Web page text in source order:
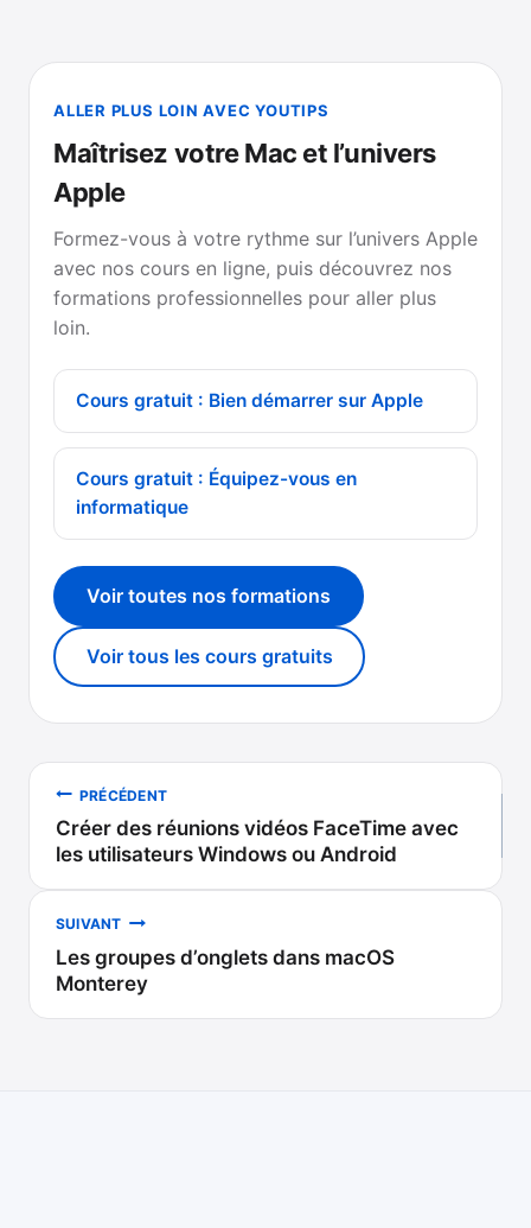
ALLER PLUS LOIN AVEC YOUTIPS
Maîtrisez votre Mac et l’univers
Apple
Formez-vous à votre rythme sur l’univers Apple
avec nos cours en ligne, puis découvrez nos
formations professionnelles pour aller plus
loin.
Cours gratuit : Bien démarrer sur Apple
Cours gratuit : Équipez-vous en
informatique
Voir toutes nos formations
Voir tous les cours gratuits
Navigation
de
l’article
PRÉCÉDENT
Créer des réunions vidéos FaceTime avec
les utilisateurs Windows ou Android
SUIVANT
Les groupes d’onglets dans macOS
Monterey